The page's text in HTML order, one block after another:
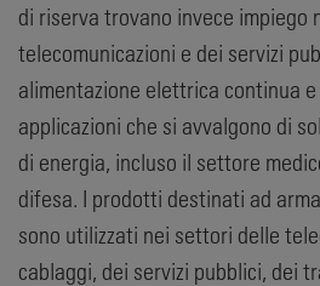
di riserva trovano invece impiego
telecomunicazioni e dei servizi
alimentazione elettrica continua
applicazioni che si avvalgono di
di energia, incluso il settore
difesa. I prodotti destinati ad
sono utilizzati nei settori delle
cablaggi, dei servizi pubblici, dei